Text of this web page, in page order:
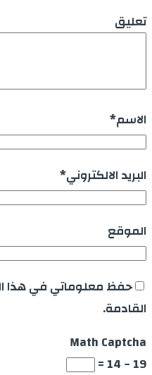
تعليق
الاسم*
البريد الالكتروني*
الموقع
حفظ معلوماتي في هذا
القادمة.
Math Captcha
19 − 14 =